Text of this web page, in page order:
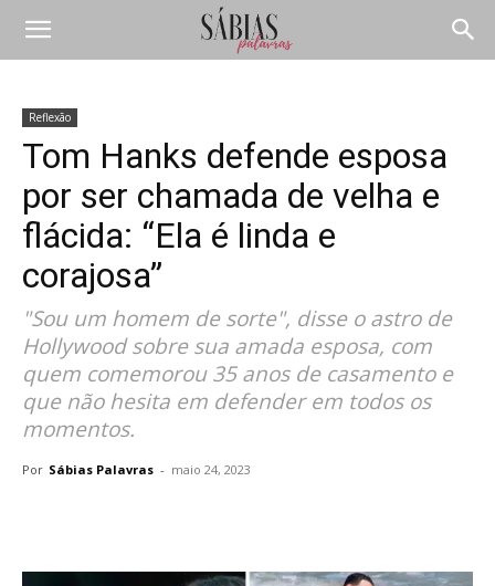
Reflexão
Tom Hanks defende esposa
por ser chamada de velha e
flácida: “Ela é linda e
corajosa”
"Sou um homem de sorte", disse o astro de
Hollywood sobre sua amada esposa, com
quem comemorou 35 anos de casamento e
que não hesita em defender em todos os
momentos.
Por Sábias Palavras - maio 24, 2023